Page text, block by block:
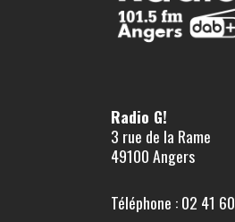
Radio G!
3 rue de la Rame
49100 Angers
Téléphone : 02 41